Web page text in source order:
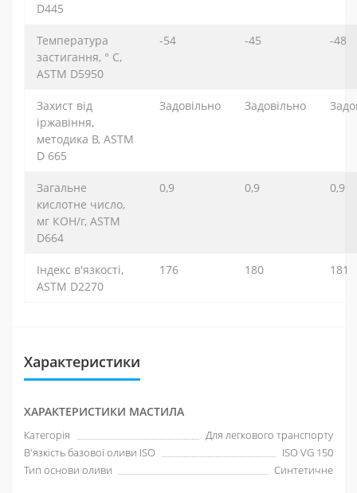
D445
Температура
застигання, ° C,
ASTM D5950
-54 -45 -48
Захист від
іржавіння,
методика B, ASTM
D 665
Задовільно Задовільно
Загальне
кислотне число,
мг КОН/г, ASTM
D664
0,9 0,9 0,9
Індекс в'язкості,
ASTM D2270
176 180 181
Характеристики
ХАРАКТЕРИСТИКИ МАСТИЛА
Категорія
Для легкового транспорту
В'язкість базової оливи ISO
ISO VG 150
Тип основи оливи
Синтетичне